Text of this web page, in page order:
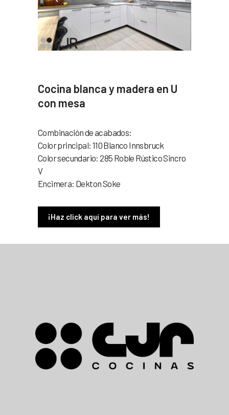
Cocina blanca y madera en U
con mesa
Combinación de acabados:
Color principal: 110 Blanco Innsbruck
Color secundario: 285 Roble Rústico Sincro
V
Encimera: Dekton Soke
¡Haz click aquí para ver más!